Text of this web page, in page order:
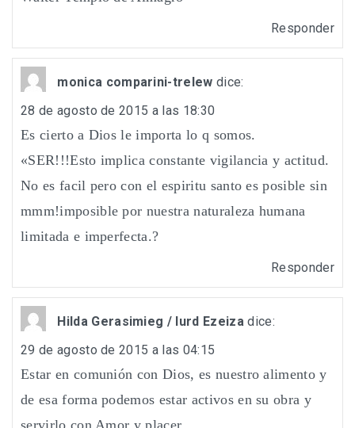
Responder
monica comparini-trelew dice:
28 de agosto de 2015 a las 18:30
Es cierto a Dios le importa lo q somos.
«SER!!!Esto implica constante vigilancia y actitud.
No es facil pero con el espiritu santo es posible sin
mmm!imposible por nuestra naturaleza humana
limitada e imperfecta.?
Responder
Hilda Gerasimieg / Iurd Ezeiza dice:
29 de agosto de 2015 a las 04:15
Estar en comunión con Dios, es nuestro alimento y
de esa forma podemos estar activos en su obra y
servirlo con Amor y placer.